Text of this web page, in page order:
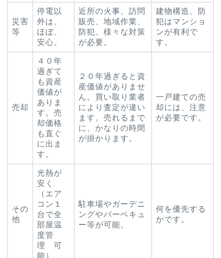
災害
等
停電以
外は、
ほぼ、
安心。
近所の火事、訪問
販売、地域作業、
防犯、様々な対策
が必要。
建物構造、防
犯はマンショ
ンが有利で
す。
売却
４０年
過ぎて
も資産
価値が
ありま
す。売
却価格
も直ぐ
に出ま
す。
２０年過ぎると資
産価値がありませ
ん。買い取り業者
により査定が違い
ます。売れるまで
に、かなりの時間
が掛かります。
一戸建ての売
却には、注意
が必要です。
その
他
光熱が
安く
（エア
コン１
台で全
部屋温
度管
理 可
能）
駐車場やガーデニ
ングやバーベキュ
ー等が可能。
何を優先する
かです。